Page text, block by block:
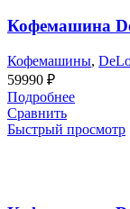
Кофемашина
Кофемашины,
59990 ₽
Подробнее
Сравнить
Быстрый просмотр